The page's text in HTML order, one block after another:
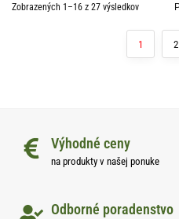
Zobrazených 1–16 z 27 výsledkov
1 2
Výhodné ceny
na produkty v našej ponuke
Odborné poradenstvo